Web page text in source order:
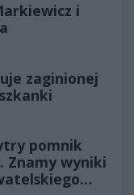
i
zaginionej
pomnik
Znamy wyniki